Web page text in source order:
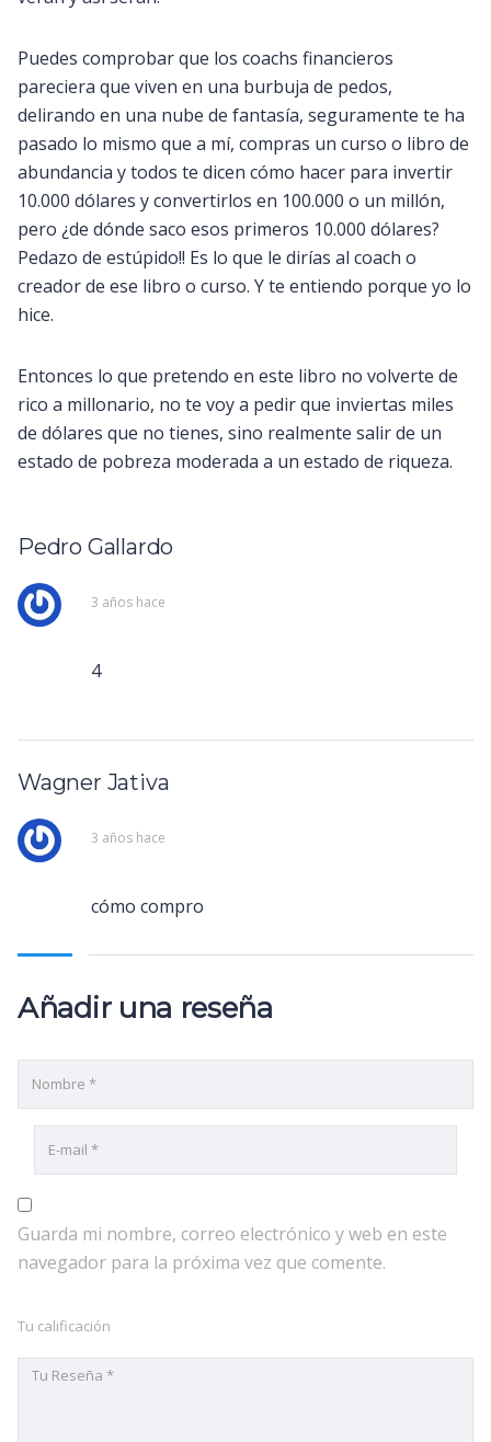
Puedes comprobar que los coachs financieros
pareciera que viven en una burbuja de pedos,
delirando en una nube de fantasía, seguramente te ha
pasado lo mismo que a mí, compras un curso o libro de
abundancia y todos te dicen cómo hacer para invertir
10.000 dólares y convertirlos en 100.000 o un millón,
pero ¿de dónde saco esos primeros 10.000 dólares?
Pedazo de estúpido!! Es lo que le dirías al coach o
creador de ese libro o curso. Y te entiendo porque yo lo
hice.
Entonces lo que pretendo en este libro no volverte de
rico a millonario, no te voy a pedir que inviertas miles
de dólares que no tienes, sino realmente salir de un
estado de pobreza moderada a un estado de riqueza.
Pedro Gallardo
3 años hace
4
Wagner Jativa
3 años hace
cómo compro
Añadir una reseña
Guarda mi nombre, correo electrónico y web en este
navegador para la próxima vez que comente.
Tu calificación